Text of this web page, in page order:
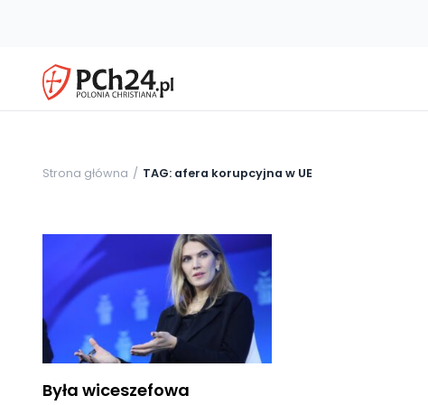
Strona główna TAG: afera korupcyjna w UE
Była wiceszefowa